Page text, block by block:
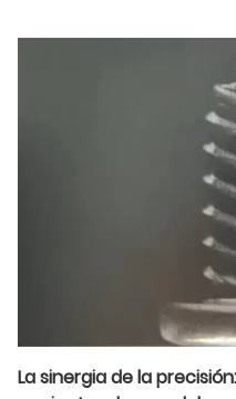
La sinergia de la